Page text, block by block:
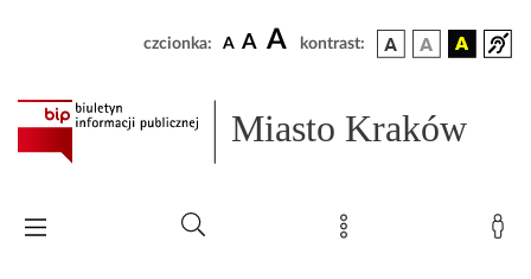
czcionka: A A A kontrast:
Miasto Kraków